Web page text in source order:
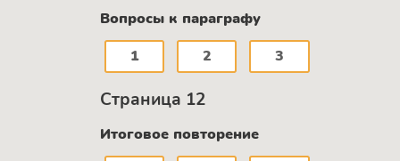
Вопросы к параграфу
1
2 3
Страница 12
Итоговое повторение